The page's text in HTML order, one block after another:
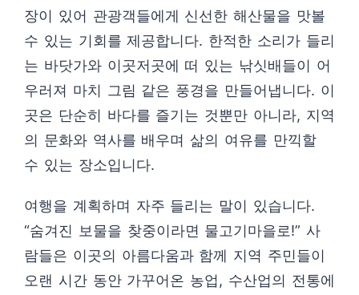
장이 있어 관광객들에게 신선한 해산물을 맛볼
수 있는 기회를 제공합니다. 한적한 소리가 들리
는 바닷가와 이곳저곳에 떠 있는 낚싯배들이 어
우러져 마치 그림 같은 풍경을 만들어냅니다. 이
곳은 단순히 바다를 즐기는 것뿐만 아니라, 지역
의 문화와 역사를 배우며 삶의 여유를 만끽할
수 있는 장소입니다.
여행을 계획하며 자주 들리는 말이 있습니다.
“숨겨진 보물을 찾중이라면 물고기마을로!” 사
람들은 이곳의 아름다움과 함께 지역 주민들이
오랜 시간 동안 가꾸어온 농업, 수산업의 전통에